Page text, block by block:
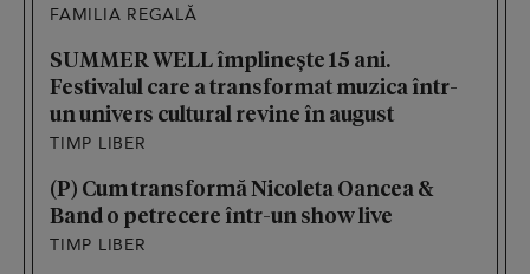
FAMILIA REGALĂ
SUMMER WELL împlinește 15 ani.
Festivalul care a transformat muzica într-
un univers cultural revine în august
TIMP LIBER
(P) Cum transformă Nicoleta Oancea &
Band o petrecere într-un show live
TIMP LIBER